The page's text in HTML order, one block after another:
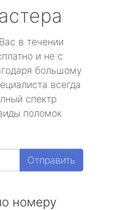
в течении
и не с
большому
всегда
спектр
поломок
Отправить
номеру